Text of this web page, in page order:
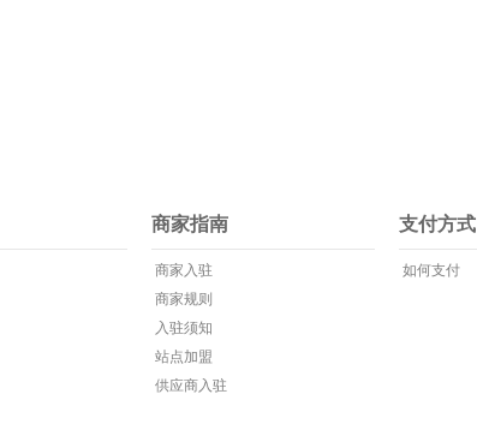
商家指南
商家入驻
商家规则
入驻须知
站点加盟
供应商入驻
支付方式
如何支付